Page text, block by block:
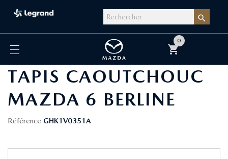

shopping_cart
0
TAPIS CAOUTCHOUC
MAZDA 6 BERLINE
Référence GHK1V0351A